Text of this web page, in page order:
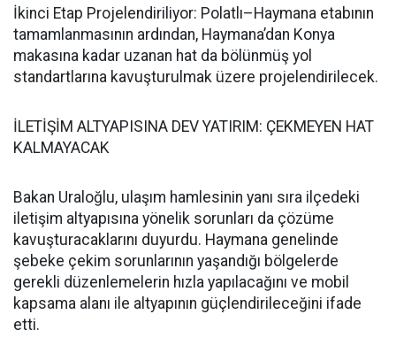
İkinci Etap Projelendiriliyor: Polatlı–Haymana etabının
tamamlanmasının ardından, Haymana’dan Konya
makasına kadar uzanan hat da bölünmüş yol
standartlarına kavuşturulmak üzere projelendirilecek.
İLETİŞİM ALTYAPISINA DEV YATIRIM: ÇEKMEYEN HAT
KALMAYACAK
Bakan Uraloğlu, ulaşım hamlesinin yanı sıra ilçedeki
iletişim altyapısına yönelik sorunları da çözüme
kavuşturacaklarını duyurdu. Haymana genelinde
şebeke çekim sorunlarının yaşandığı bölgelerde
gerekli düzenlemelerin hızla yapılacağını ve mobil
kapsama alanı ile altyapının güçlendirileceğini ifade
etti.